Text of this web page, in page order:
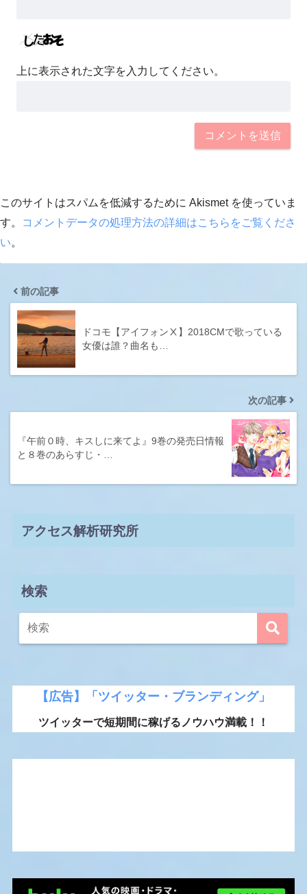
上に表示された文字を入力してください。
このサイトはスパムを低減するために Akismet を使っていま
す。
コメントデータの処理方法の詳細はこちらをご覧くださ
い。
前の記事
ドコモ【アイフォンⅩ】2018CMで歌っている
女優は誰？曲名も…
次の記事
『午前０時、キスしに来てよ』9巻の発売日情報
と８巻のあらすじ・…
アクセス解析研究所
検索
【広告】「ツイッター・ブランディング」
ツイッターで短期間に稼げるノウハウ満載！！